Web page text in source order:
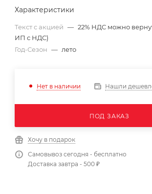
Характеристики
Текст с акцией — 22% НДС можно
ИП с НДС)
Год-Сезон — лето
Нет в наличии Нашли
ПОД ЗАКАЗ
Хочу в подарок
Самовывоз сегодня - бесплатно
Доставка завтра - 500 ₽